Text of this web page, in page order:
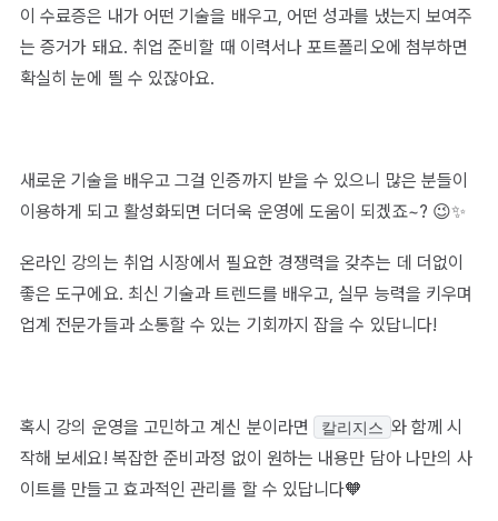
이 수료증은 내가 어떤 기술을 배우고, 어떤 성과를 냈는지 보여주
는 증거가 돼요. 취업 준비할 때 이력서나 포트폴리오에 첨부하면
확실히 눈에 띌 수 있잖아요.
새로운 기술을 배우고 그걸 인증까지 받을 수 있으니 많은 분들이
이용하게 되고 활성화되면 더더욱 운영에 도움이 되겠죠~? 😉✨
온라인 강의는 취업 시장에서 필요한 경쟁력을 갖추는 데 더없이
좋은 도구에요. 최신 기술과 트렌드를 배우고, 실무 능력을 키우며
업계 전문가들과 소통할 수 있는 기회까지 잡을 수 있답니다!
혹시 강의 운영을 고민하고 계신 분이라면 칼리지스 와 함께 시
작해 보세요! 복잡한 준비과정 없이 원하는 내용만 담아 나만의 사
이트를 만들고 효과적인 관리를 할 수 있답니다🧡